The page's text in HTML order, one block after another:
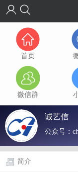
首页
微信群
诚艺信
公众号：
简介